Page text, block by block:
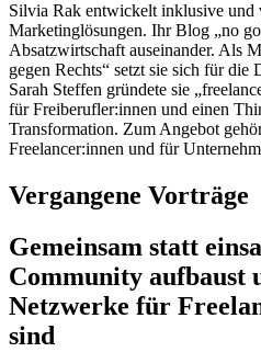
Silvia Rak entwickelt inklusive und
Marketinglösungen. Ihr Blog „no
Absatzwirtschaft auseinander. Als
gegen Rechts“ setzt sie sich für
Sarah Steffen gründete sie
für Freiberufler:innen und einen
Transformation. Zum Angebot
Freelancer:innen und für
Vergangene Vorträge
Gemeinsam statt
Community aufbaust
Netzwerke für
sind